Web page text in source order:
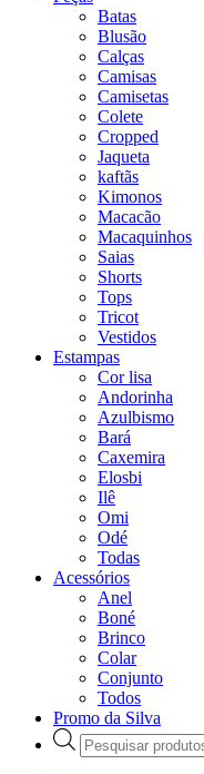
Batas
Blusão
Calças
Camisas
Camisetas
Colete
Cropped
Jaqueta
kaftãs
Kimonos
Macacão
Macaquinhos
Saias
Shorts
Tops
Tricot
Vestidos
Estampas
Cor lisa
Andorinha
Azulbismo
Bará
Caxemira
Elosbi
Ilê
Omi
Odé
Todas
Acessórios
Anel
Boné
Brinco
Colar
Conjunto
Todos
Promo da Silva
Pesquisar
produtos